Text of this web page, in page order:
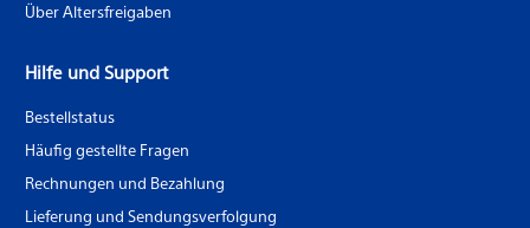
Über Altersfreigaben
Hilfe und Support
Bestellstatus
Häufig gestellte Fragen
Rechnungen und Bezahlung
Lieferung und Sendungsverfolgung